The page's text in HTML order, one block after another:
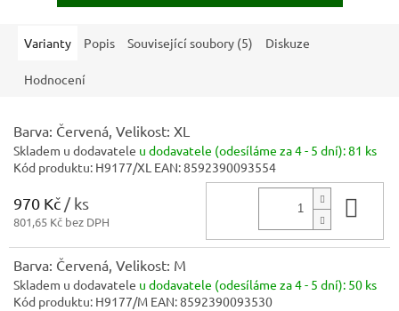
Varianty Popis Související soubory (5) Diskuze
Hodnocení
Barva: Červená, Velikost: XL
Skladem u dodavatele u dodavatele (odesíláme za 4 - 5 dní):81 ks
Kód produktu: H9177/XL EAN:8592390093554
970 Kč / ks
801,65 Kč bez DPH
Barva: Červená, Velikost: M
Skladem u dodavatele u dodavatele (odesíláme za 4 - 5 dní): 50 ks
Kód produktu: H9177/M EAN:8592390093530